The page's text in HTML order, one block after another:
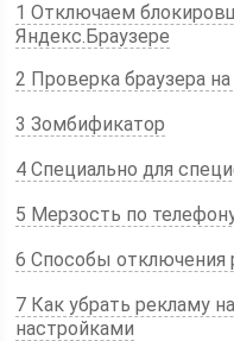
1 Отключаем
Яндекс.Браузере
2 Проверка браузера
3 Зомбификатор
4 Специально для
5 Мерзость по
6 Способы отключения
7 Как убрать рекламу
настройками